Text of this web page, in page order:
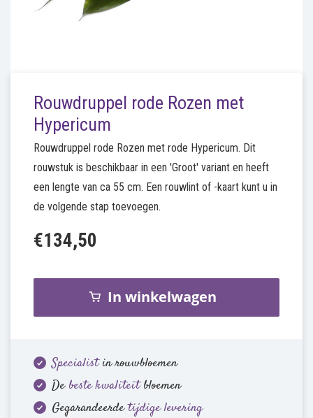
Rouwdruppel rode Rozen met
Hypericum
Rouwdruppel rode Rozen met rode Hypericum. Dit
rouwstuk is beschikbaar in een 'Groot' variant en heeft
een lengte van ca 55 cm. Een rouwlint of -kaart kunt u in
de volgende stap toevoegen.
€134,50
In winkelwagen
Specialistin rouwbloemen
Debeste kwaliteitbloemen
Gegarandeerdetijdige levering